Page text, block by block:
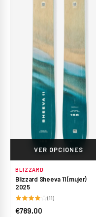
VER OPCIONES
BLIZZARD
Blizzard Sheeva 11 (mujer)
2025
(11)
€789,00